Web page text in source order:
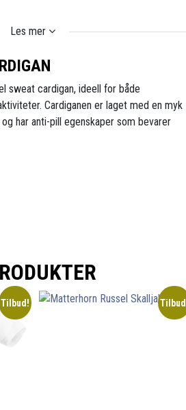
Les mer
sweat cardigan, ideell for både
Cardiganen er laget med en myk
har anti-pill egenskaper som bevarer
Tilbud!